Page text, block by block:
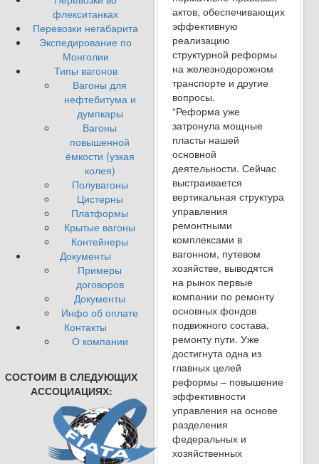
флекситанках
Перевозки негабарита
Экспедирование по
Монголии
Типы вагонов
Вагоны для
нефтебитума и
думпкары
Вагоны
повышенной
ёмкости (узкая
колея)
Полувагоны
Цистерны
Платформы
Крытые вагоны
Контейнеры
Документы
Примеры
договоров
Документы
Инфо об оплате
Контакты
О компании
СОСТОИМ В СЛЕДУЮЩИХ
АССОЦИАЦИЯХ:
актов, обеспечивающих
эффективную
реализацию
структурной реформы
на железнодорожном
транспорте и другие
вопросы.
“Реформа уже
затронула мощные
пласты нашей
основной
деятельности. Сейчас
выстраивается
вертикальная структура
управления
ремонтными
комплексами в
вагонном, путевом
хозяйстве, выводятся
на рынок первые
компании по ремонту
основных фондов
подвижного состава,
ремонту пути. Уже
достигнута одна из
главных целей
реформы – повышение
эффективности
управления на основе
разделения
федеральных и
хозяйственных